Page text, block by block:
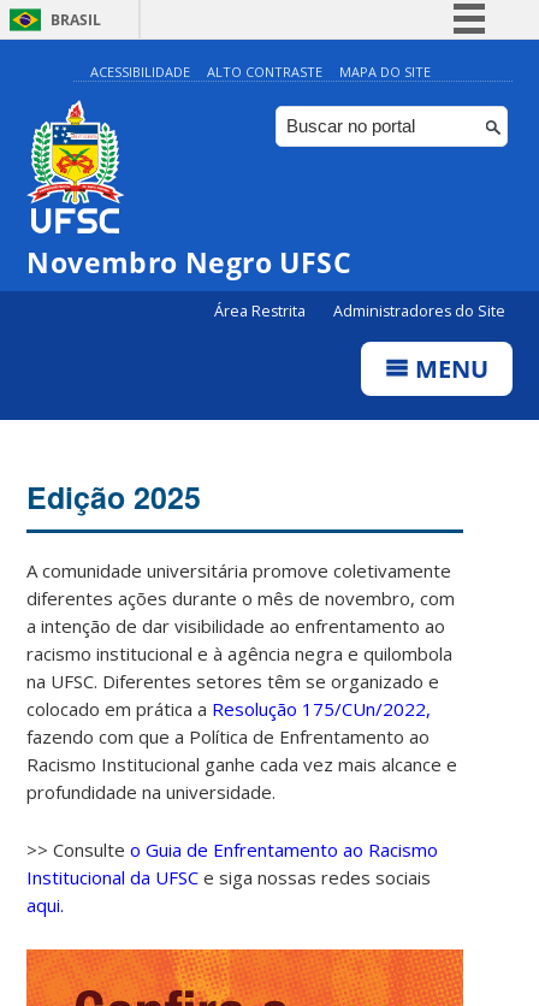
BRASIL
Simplifique!
Comunica BR
Participe
ACESSIBILIDADE ALTO CONTRASTE MAPA DO SITE
Novembro Negro UFSC
Área Restrita Administradores do Site
MENU
Edição 2025
A comunidade universitária promove coletivamente
diferentes ações durante o mês de novembro, com
a intenção de dar visibilidade ao enfrentamento ao
racismo institucional e à agência negra e quilombola
na UFSC. Diferentes setores têm se organizado e
colocado em prática a Resolução 175/CUn/2022,
fazendo com que a Política de Enfrentamento ao
Racismo Institucional ganhe cada vez mais alcance e
profundidade na universidade.
>> Consulteo Guia de Enfrentamento ao Racismo
Institucional da UFSC e siga nossas redes sociais
aqui.